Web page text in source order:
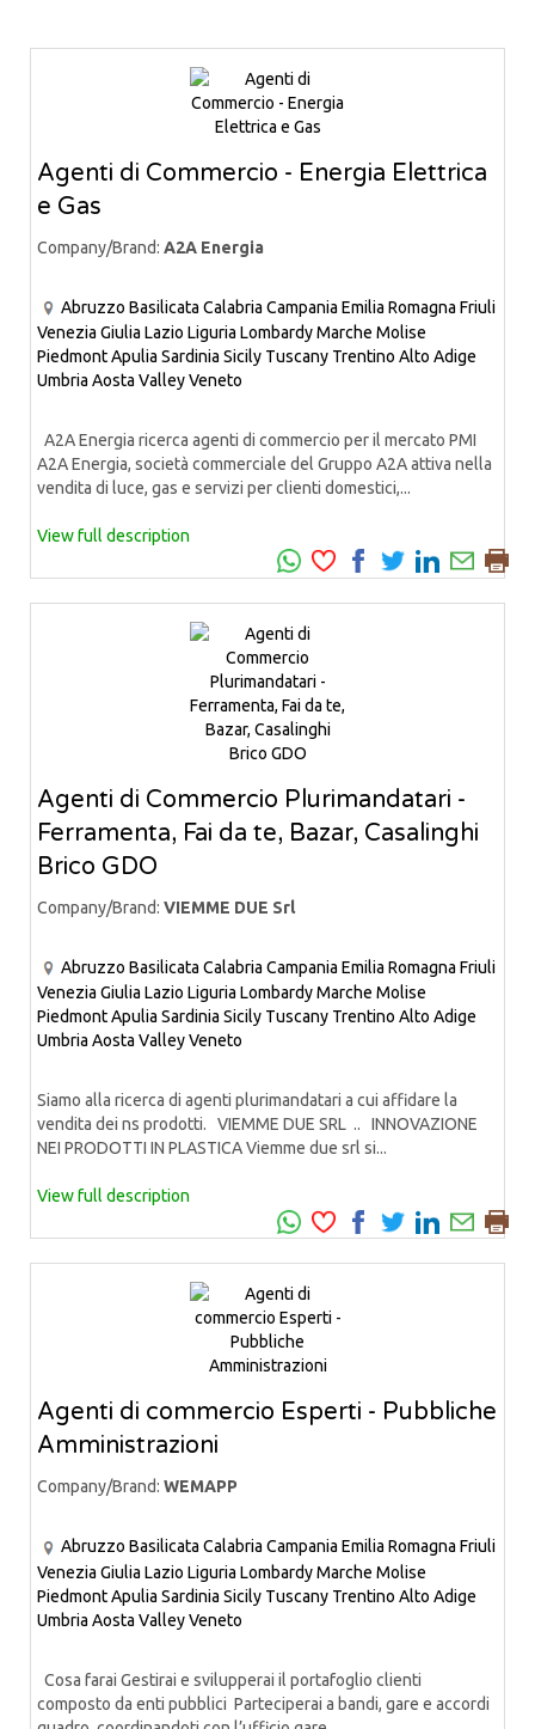
Agenti di Commercio - Energia Elettrica
e Gas
Company/Brand: A2A Energia
Abruzzo Basilicata Calabria Campania Emilia Romagna Friuli
Venezia Giulia Lazio Liguria LombardyMarche Molise
PiedmontApulia Sardinia Sicily Tuscany Trentino Alto Adige
Umbria Aosta ValleyVeneto
A2A Energia ricerca agenti di commercio per il mercato PMI
A2A Energia, società commerciale del Gruppo A2A attiva nella
vendita di luce, gas e servizi per clienti domestici,...
View full description
Agenti di Commercio Plurimandatari -
Ferramenta, Fai da te, Bazar, Casalinghi
Brico GDO
Company/Brand: VIEMME DUE Srl
Abruzzo Basilicata Calabria Campania Emilia Romagna Friuli
Venezia Giulia Lazio Liguria LombardyMarche Molise
PiedmontApulia Sardinia Sicily Tuscany Trentino Alto Adige
Umbria Aosta ValleyVeneto
Siamo alla ricerca di agenti plurimandatari a cui affidare la
vendita dei ns prodotti. VIEMME DUE SRL .. INNOVAZIONE
NEI PRODOTTI IN PLASTICA Viemme due srl si...
View full description
Agenti di commercio Esperti - Pubbliche
Amministrazioni
Company/Brand: WEMAPP
Abruzzo Basilicata Calabria Campania Emilia Romagna Friuli
Venezia Giulia Lazio Liguria LombardyMarche Molise
PiedmontApulia Sardinia Sicily Tuscany Trentino Alto Adige
Umbria Aosta ValleyVeneto
Cosa farai Gestirai e svilupperai il portafoglio clienti
composto da enti pubblici Parteciperai a bandi, gare e accordi